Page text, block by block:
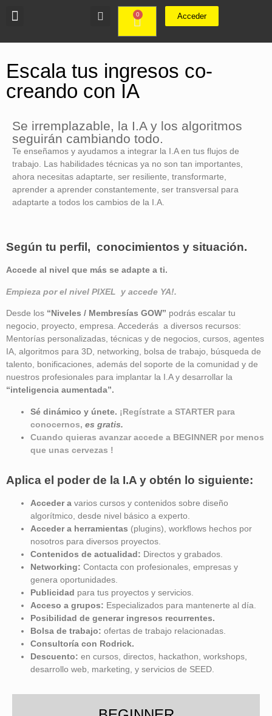
0 Acceder
Escala tus ingresos co-
creando con IA
Se irremplazable, la I.A y los algoritmos
seguirán cambiando todo.
Te enseñamos y ayudamos a integrar la I.A en tus flujos de
trabajo. Las habilidades técnicas ya no son tan importantes,
ahora necesitas adaptarte, ser resiliente, transformarte,
aprender a aprender constantemente, ser transversal para
adaptarte a todos los cambios de la I.A.
Según tu perfil, conocimientos y situación.
Accede al nivel que más se adapte a ti.
Empieza por el nivel PIXEL y accede YA!.
Desde los “Niveles / Membresías GOW” podrás escalar tu
negocio, proyecto, empresa. Accederás a diversos recursos:
Mentorías personalizadas, técnicas y de negocios, cursos, agentes
IA, algoritmos para 3D, networking, bolsa de trabajo, búsqueda de
talento, bonificaciones, además del soporte de la comunidad y de
nuestros profesionales para implantar la I.A y desarrollar la
“inteligencia aumentada”.
Sé dinámico y únete. ¡Regístrate a STARTER para
conocernos, es gratis.
Cuando quieras avanzar accede a BEGINNER por menos
que unas cervezas !
Aplica el poder de la I.A y obtén lo siguiente:
Acceder a varios cursos y contenidos sobre diseño
algorítmico, desde nivel básico a experto.
Acceder a herramientas (plugins), workflows hechos por
nosotros para diversos proyectos.
Contenidos de actualidad: Directos y grabados.
Networking: Contacta con profesionales, empresas y
genera oportunidades.
Publicidad para tus proyectos y servicios.
Acceso a grupos: Especializados para mantenerte al día.
Posibilidad de generar ingresos recurrentes.
Bolsa de trabajo: ofertas de trabajo relacionadas.
Consultoría con Rodrick.
Descuento: en cursos, directos, hackathon, workshops,
desarrollo web, marketing, y servicios de SEED.